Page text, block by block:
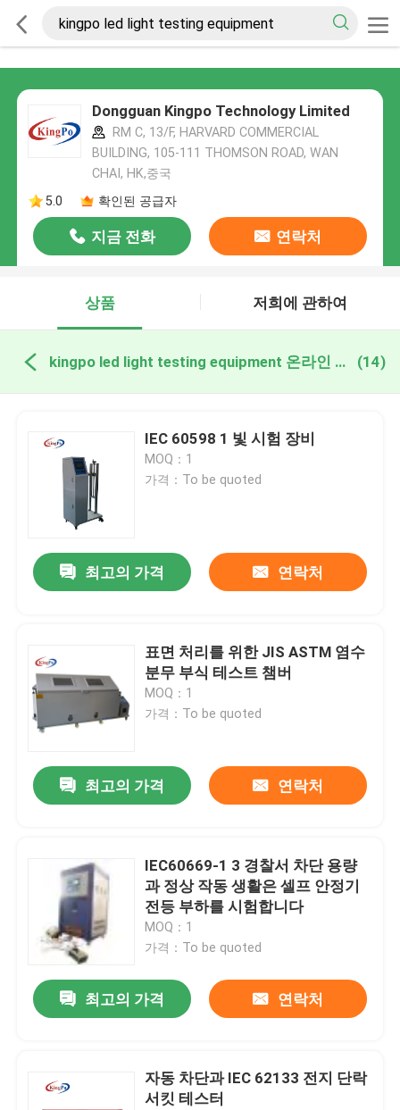
Dongguan Kingpo Technology Limited
RM C, 13/F, HARVARD COMMERCIAL
BUILDING, 105-111 THOMSON ROAD, WAN
CHAI, HK,중국
5.0
확인된 공급자
지금 전화 연락처
상품 저희에 관하여
kingpo led light testing equipment 온라인 제조 (14)
IEC 60598 1 빛 시험 장비
MOQ：1
가격：To be quoted
최고의 가격 연락처
표면 처리를 위한 JIS ASTM 염수
분무 부식 테스트 챔버
MOQ：1
가격：To be quoted
최고의 가격 연락처
IEC60669-1 3 경찰서 차단 용량
과 정상 작동 생활은 셀프 안정기
전등 부하를 시험합니다
MOQ：1
가격：To be quoted
최고의 가격 연락처
자동 차단과 IEC 62133 전지 단락
서킷 테스터